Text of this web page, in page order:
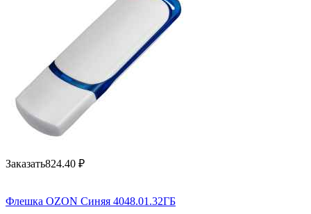
Заказать824.40 ₽
Флешка OZON Синяя 4048.01.32ГБ